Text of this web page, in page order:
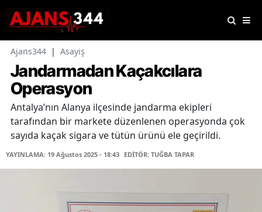
Ajans344 | Asayiş
Jandarmadan Kaçakcılara
Operasyon
Antalya’nın Alanya ilçesinde jandarma ekipleri
tarafından bir markete düzenlenen operasyonda çok
sayıda kaçak sigara ve tütün ürünü ele geçirildi.
YAYINLAMA: 19 Ağustos 2025 - 18:43 EDİTÖR: TUĞBA TAPAR